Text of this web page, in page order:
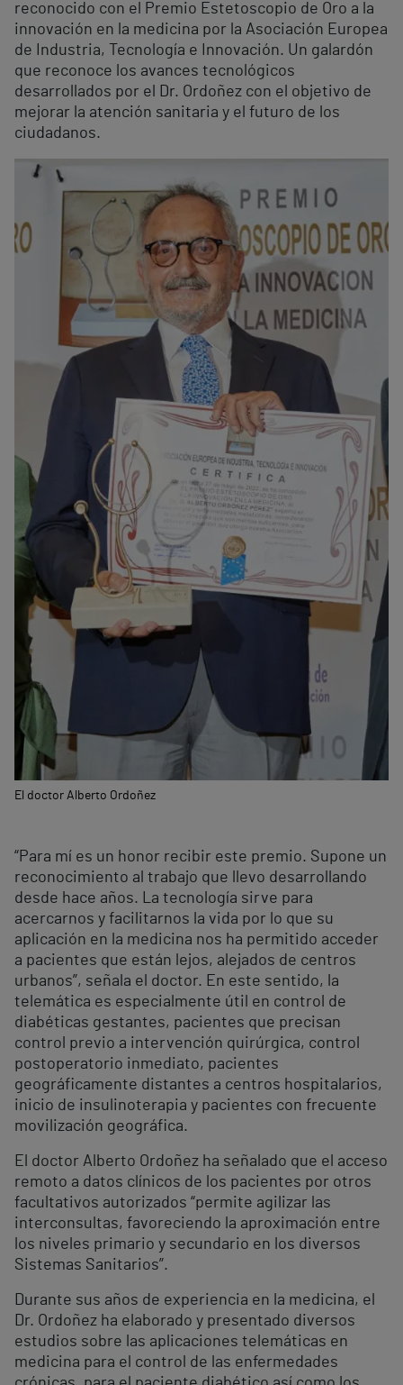
reconocido con el Premio Estetoscopio de Oro a la
innovación en la medicina por la Asociación Europea
de Industria, Tecnología e Innovación. Un galardón
que reconoce los avances tecnológicos
desarrollados por el Dr. Ordoñez con el objetivo de
mejorar la atención sanitaria y el futuro de los
ciudadanos.
El doctor Alberto Ordoñez
“Para mí es un honor recibir este premio. Supone un
reconocimiento al trabajo que llevo desarrollando
desde hace años. La tecnología sirve para
acercarnos y facilitarnos la vida por lo que su
aplicación en la medicina nos ha permitido acceder
a pacientes que están lejos, alejados de centros
urbanos”, señala el doctor. En este sentido, la
telemática es especialmente útil en control de
diabéticas gestantes, pacientes que precisan
control previo a intervención quirúrgica, control
postoperatorio inmediato, pacientes
geográficamente distantes a centros hospitalarios,
inicio de insulinoterapia y pacientes con frecuente
movilización geográfica.
El doctor Alberto Ordoñez ha señalado que el acceso
remoto a datos clínicos de los pacientes por otros
facultativos autorizados “permite agilizar las
interconsultas, favoreciendo la aproximación entre
los niveles primario y secundario en los diversos
Sistemas Sanitarios”.
Durante sus años de experiencia en la medicina, el
Dr. Ordoñez ha elaborado y presentado diversos
estudios sobre las aplicaciones telemáticas en
medicina para el control de las enfermedades